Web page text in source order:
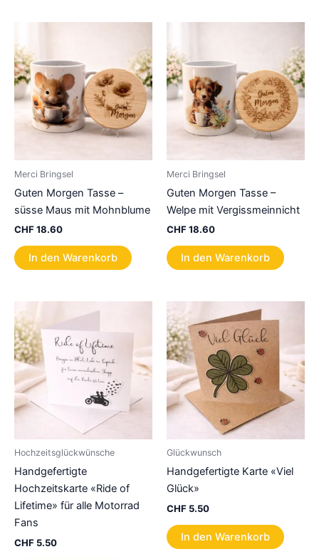
Merci Bringsel
Guten Morgen Tasse –
süsse Maus mit Mohnblume
CHF18.60
In den Warenkorb
Merci Bringsel
Guten Morgen Tasse –
Welpe mit Vergissmeinnicht
CHF18.60
In den Warenkorb
Hochzeitsglückwünsche
Handgefertigte
Hochzeitskarte «Ride of
Lifetime» für alle Motorrad
Fans
CHF 5.50
Glückwunsch
Handgefertigte Karte «Viel
Glück»
CHF 5.50
In den Warenkorb